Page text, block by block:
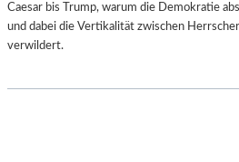
Caesar bis Trump, warum die Demokratie
und dabei die Vertikalität zwischen
verwildert.